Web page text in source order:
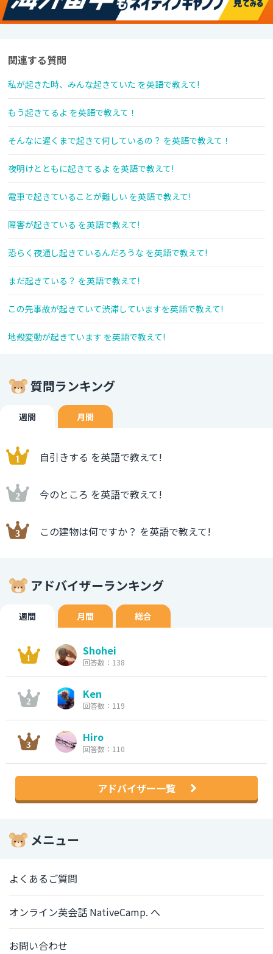
関連する質問
私が起きた時、みんな起きていた を英語で教えて!
もう起きてるよ を英語で教えて！
そんなに遅くまで起きて何しているの？ を英語で教えて！
夜明けとともに起きてるよ を英語で教えて!
電車で起きていることが難しい を英語で教えて!
障害が起きている を英語で教えて!
恐らく夜通し起きているんだろうな を英語で教えて!
まだ起きている？ を英語で教えて!
この先事故が起きていて渋滞していますを英語で教えて!
地殻変動が起きています を英語で教えて!
質問ランキング
週間 月間
自引きする を英語で教えて!
今のところ を英語で教えて!
この建物は何ですか？ を英語で教えて!
アドバイザーランキング
週間 月間 総合
Shohei
回答数：138
Ken
回答数：119
Hiro
回答数：110
アドバイザー一覧
メニュー
よくあるご質問
オンライン英会話 NativeCamp. へ
お問い合わせ